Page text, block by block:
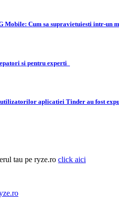
Mobile: Cum sa supravietuiesti intr-un
si pentru experti
aplicatiei Tinder au fost
tau pe ryze.ro click aici